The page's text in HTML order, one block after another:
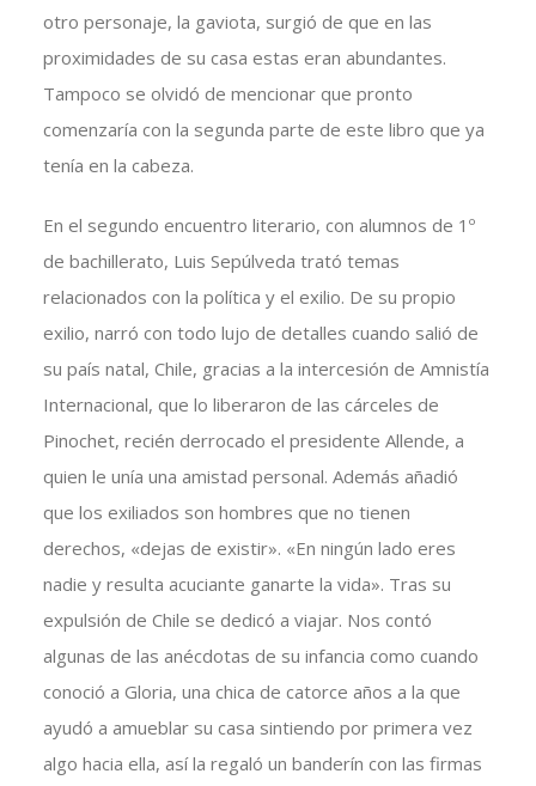
otro personaje, la gaviota, surgió de que en las
proximidades de su casa estas eran abundantes.
Tampoco se olvidó de mencionar que pronto
comenzaría con la segunda parte de este libro que ya
tenía en la cabeza.
En el segundo encuentro literario, con alumnos de 1º
de bachillerato, Luis Sepúlveda trató temas
relacionados con la política y el exilio. De su propio
exilio, narró con todo lujo de detalles cuando salió de
su país natal, Chile, gracias a la intercesión de Amnistía
Internacional, que lo liberaron de las cárceles de
Pinochet, recién derrocado el presidente Allende, a
quien le unía una amistad personal. Además añadió
que los exiliados son hombres que no tienen
derechos, «dejas de existir». «En ningún lado eres
nadie y resulta acuciante ganarte la vida». Tras su
expulsión de Chile se dedicó a viajar. Nos contó
algunas de las anécdotas de su infancia como cuando
conoció a Gloria, una chica de catorce años a la que
ayudó a amueblar su casa sintiendo por primera vez
algo hacia ella, así la regaló un banderín con las firmas